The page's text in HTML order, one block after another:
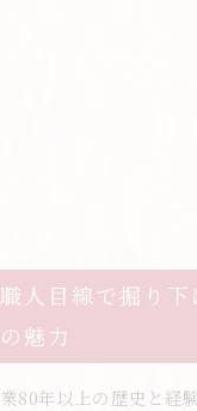
職人目線で掘り下
の魅力
80年以上の歴史と経